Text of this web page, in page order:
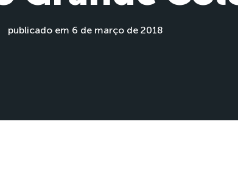
publicado em 6 de março de 2018